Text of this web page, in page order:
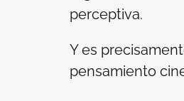
perceptiva.
Y es
pensamiento